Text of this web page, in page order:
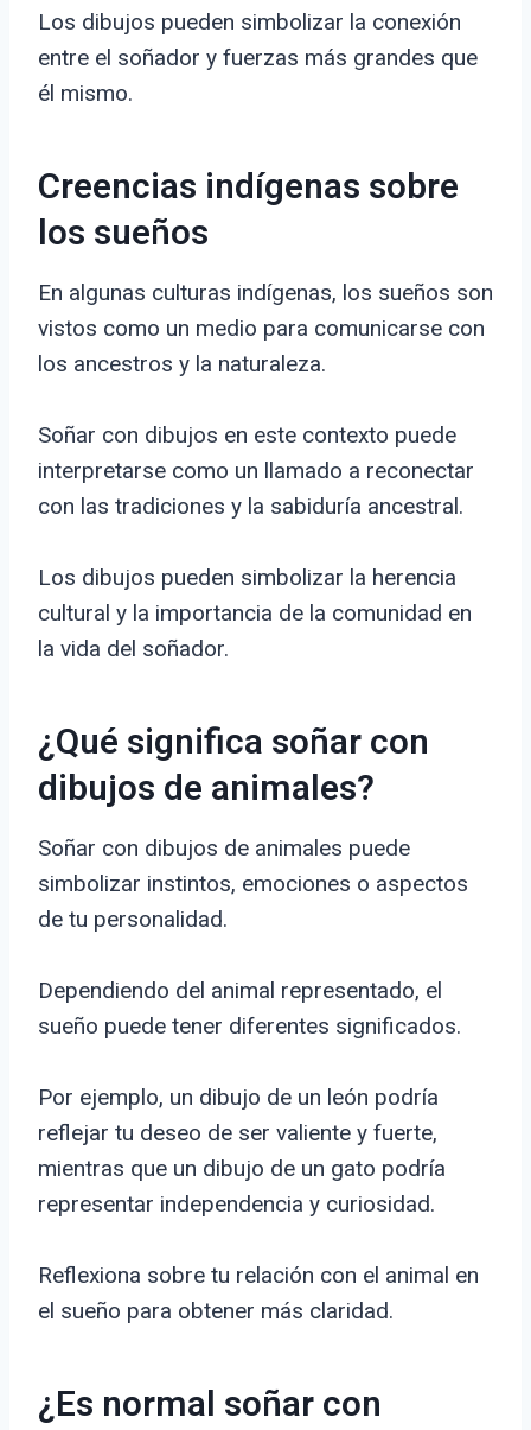
Los dibujos pueden simbolizar la conexión
entre el soñador y fuerzas más grandes que
él mismo.
Creencias indígenas sobre
los sueños
En algunas culturas indígenas, los sueños son
vistos como un medio para comunicarse con
los ancestros y la naturaleza.
Soñar con dibujos en este contexto puede
interpretarse como un llamado a reconectar
con las tradiciones y la sabiduría ancestral.
Los dibujos pueden simbolizar la herencia
cultural y la importancia de la comunidad en
la vida del soñador.
¿Qué significa soñar con
dibujos de animales?
Soñar con dibujos de animales puede
simbolizar instintos, emociones o aspectos
de tu personalidad.
Dependiendo del animal representado, el
sueño puede tener diferentes significados.
Por ejemplo, un dibujo de un león podría
reflejar tu deseo de ser valiente y fuerte,
mientras que un dibujo de un gato podría
representar independencia y curiosidad.
Reflexiona sobre tu relación con el animal en
el sueño para obtener más claridad.
¿Es normal soñar con